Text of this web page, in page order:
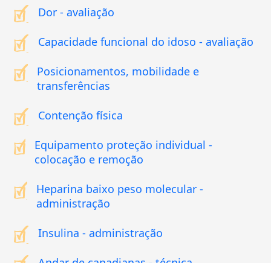
Dor - avaliação
Capacidade funcional do idoso - avaliação
Posicionamentos, mobilidade e
transferências
Contenção física
Equipamento proteção individual -
colocação e remoção
Heparina baixo peso molecular -
administração
Insulina - administração